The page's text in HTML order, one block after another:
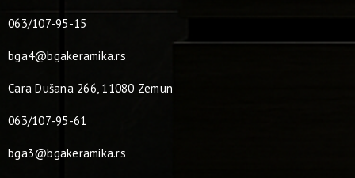
063/107-95-15
bga4@bgakeramika.rs
Cara Dušana 266, 11080 Zemun
063/107-95-61
bga3@bgakeramika.rs